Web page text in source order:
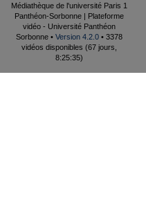
Médiathèque de l'université Paris 1
Panthéon-Sorbonne | Plateforme
vidéo - Université Panthéon
Sorbonne • Version 4.2.0 • 3378
vidéos disponibles (67 jours,
8:25:35)